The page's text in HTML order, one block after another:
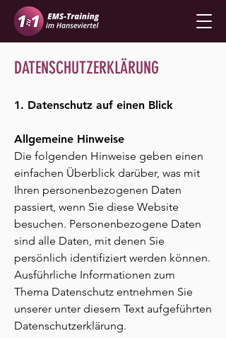
DATENSCHUTZERKLÄRUNG
1. Datenschutz auf einen Blick
Allgemeine Hinweise
Die folgenden Hinweise geben einen
einfachen Überblick darüber, was mit
Ihren personenbezogenen Daten
passiert, wenn Sie diese Website
besuchen. Personenbezogene Daten
sind alle Daten, mit denen Sie
persönlich identifiziert werden können.
Ausführliche Informationen zum
Thema Datenschutz entnehmen Sie
unserer unter diesem Text aufgeführten
Datenschutzerklärung.